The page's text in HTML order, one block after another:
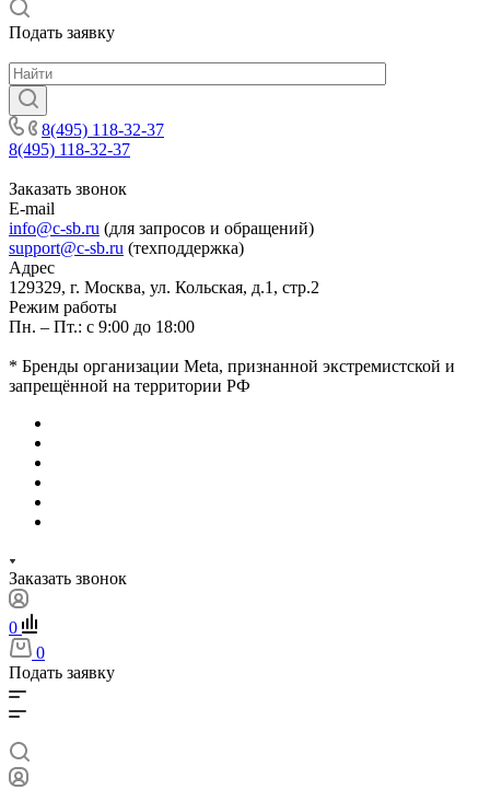
Подать заявку
8(495) 118-32-37
8(495) 118-32-37
Заказать звонок
E-mail
info@c-sb.ru (для запросов и обращений)
support@c-sb.ru (техподдержка)
Адрес
129329, г. Москва, ул. Кольская, д.1, стр.2
Режим работы
Пн. – Пт.: с 9:00 до 18:00
* Бренды организации Meta, признанной экстремистской и
запрещённой на территории РФ
Заказать звонок
0
0
Подать заявку